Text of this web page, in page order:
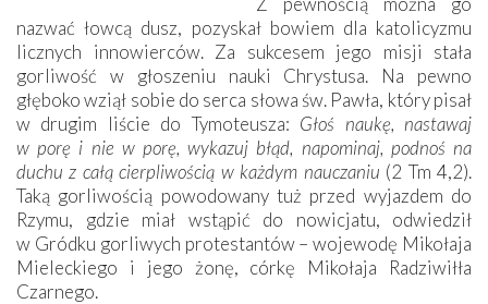
nazwać łowcą dusz, pozyskał bowiem dla katolicyzmu
licznych innowierców. Za sukcesem jego misji stała
gorliwość w głoszeniu nauki Chrystusa. Na pewno
głęboko wziął sobie do serca słowa św. Pawła, który pisał
w drugim liście do Tymoteusza: Głoś naukę, nastawaj
w porę i nie w porę, wykazuj błąd, napominaj, podnoś na
duchu z całą cierpliwością w każdym nauczaniu (2 Tm 4,2).
Taką gorliwością powodowany tuż przed wyjazdem do
Rzymu, gdzie miał wstąpić do nowicjatu, odwiedził
w Gródku gorliwych protestantów – wojewodę Mikołaja
Mieleckiego i jego żonę, córkę Mikołaja Radziwiłła
Czarnego.